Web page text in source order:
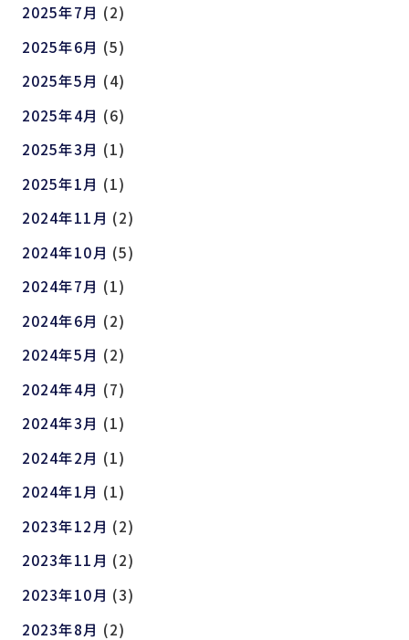
2025年7月 (2)
2025年6月 (5)
2025年5月 (4)
2025年4月 (6)
2025年3月 (1)
2025年1月 (1)
2024年11月 (2)
2024年10月 (5)
2024年7月 (1)
2024年6月 (2)
2024年5月 (2)
2024年4月 (7)
2024年3月 (1)
2024年2月 (1)
2024年1月 (1)
2023年12月 (2)
2023年11月 (2)
2023年10月 (3)
2023年8月 (2)